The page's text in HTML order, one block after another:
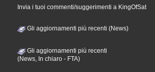
Invia i tuoi commenti/suggerimenti a KingOfSat
Gli aggiornamenti più recenti (News)
Gli aggiornamenti più recenti
(News, In chiaro - FTA)